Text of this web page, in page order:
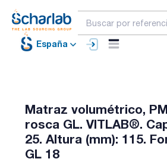
España
Matraz volumétrico,
rosca GL. VITLAB®.
25. Altura (mm): 115.
GL 18